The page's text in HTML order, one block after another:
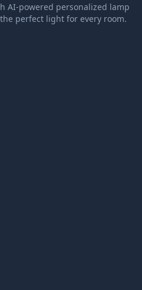
AI-powered personalized lamp
perfect light for every room.